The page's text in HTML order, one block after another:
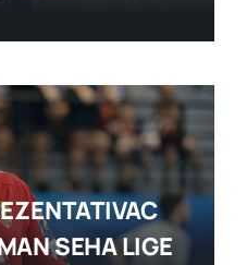
SEHA LIGE